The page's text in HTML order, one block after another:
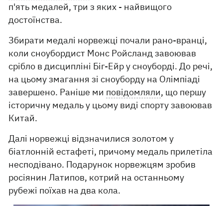
п'ять медалей, три з яких - найвищого
достоїнства.
Збирати медалі норвежці почали рано-вранці,
коли сноубордист Монс Ройсланд завоював
срібло в дисципліні Біг-Ейр у сноуборді. До речі,
на цьому змагання зі сноуборду на Олімпіаді
завершено. Раніше ми повідомляли, що першу
історичну медаль у цьому виді спорту завоював
Китай.
Далі норвежці відзначилися золотом у
біатлонній естафеті, причому медаль прилетіла
несподівано. Подарунок норвежцям зробив
росіянин Латипов, котрий на останньому
рубежі поїхав на два кола.